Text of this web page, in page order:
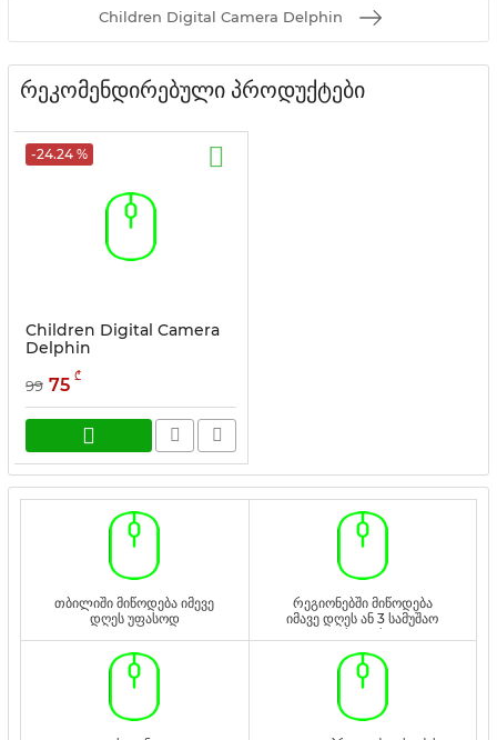
Children Digital Camera Delphin
რეკომენდირებული პროდუქტები
-24.24 %
Children Digital Camera
Delphin
სასაქონლო კოდი:
99 75 ₾
თბილიში მიწოდება იმევე
დღეს უფასოდ
რეგიონებში მიწოდება
იმავე დღეს ან 3 სამუშაო
დღეს უფასოდ